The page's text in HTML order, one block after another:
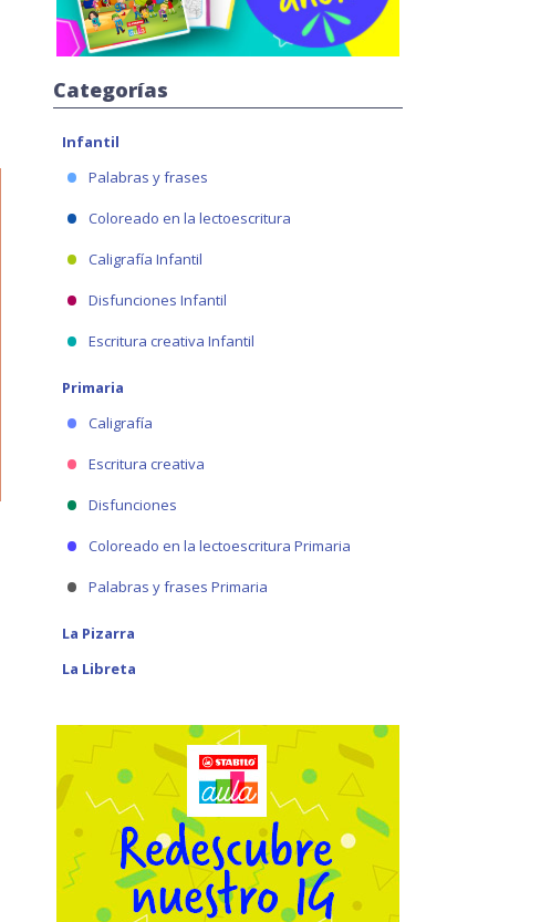
Categorías
Infantil
Palabras y frases
Coloreado en la lectoescritura
Caligrafía Infantil
Disfunciones Infantil
Escritura creativa Infantil
Primaria
Caligrafía
Escritura creativa
Disfunciones
Coloreado en la lectoescritura Primaria
Palabras y frases Primaria
La Pizarra
La Libreta